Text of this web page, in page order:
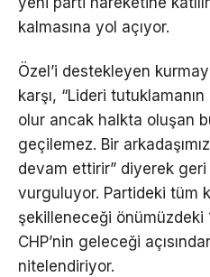
kalmasına yol açıyor.
Özel’i destekleyen
karşı, “Lideri
olur ancak halkta oluşan
geçilemez. Bir
devam ettirir” diyerek geri
vurguluyor. Partideki tüm
şekilleneceği önümüzdeki
CHP’nin geleceği
nitelendiriyor.